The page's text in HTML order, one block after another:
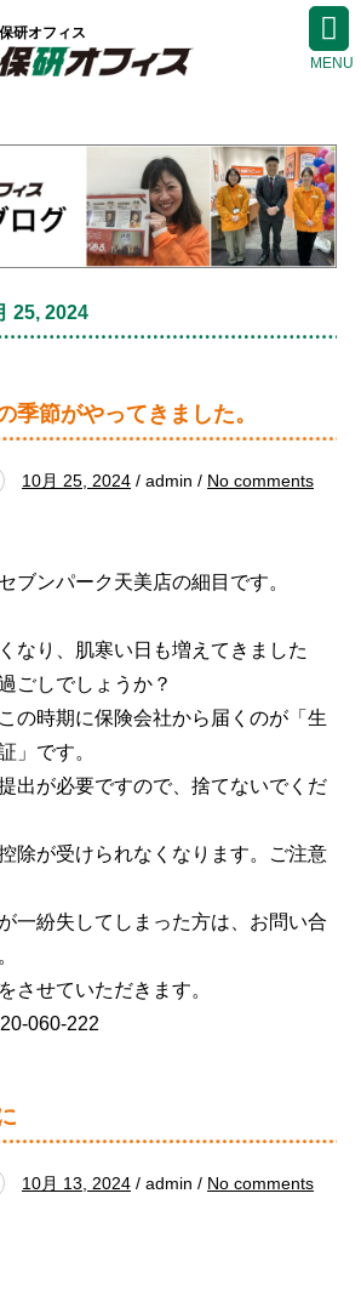
研オフィス
25, 2024
季節がやってきました。
10月 25, 2024 / admin / No comments
ンパーク天美店の細目です。
なり、肌寒い日も増えてきました
ごしでしょうか？
の時期に保険会社から届くのが「生
」です。
出が必要ですので、捨てないでくだ
除が受けられなくなります。ご注意
一紛失してしまった方は、お問い合
させていただきます。
060-222
10月 13, 2024 / admin / No comments